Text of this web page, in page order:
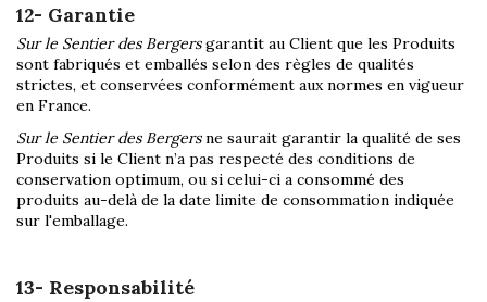
12- Garantie
Sur le Sentier des Bergersgarantit au Client que les Produits
sont fabriqués et emballés selon des règles de qualités
strictes, et conservées conformément aux normes en vigueur
en France.
Sur le Sentier des Bergersne saurait garantir la qualité de ses
Produits si le Client n’a pas respecté des conditions de
conservation optimum, ou si celui-ci a consommé des
produits au-delà de la date limite de consommation indiquée
sur l'emballage.
13- Responsabilité